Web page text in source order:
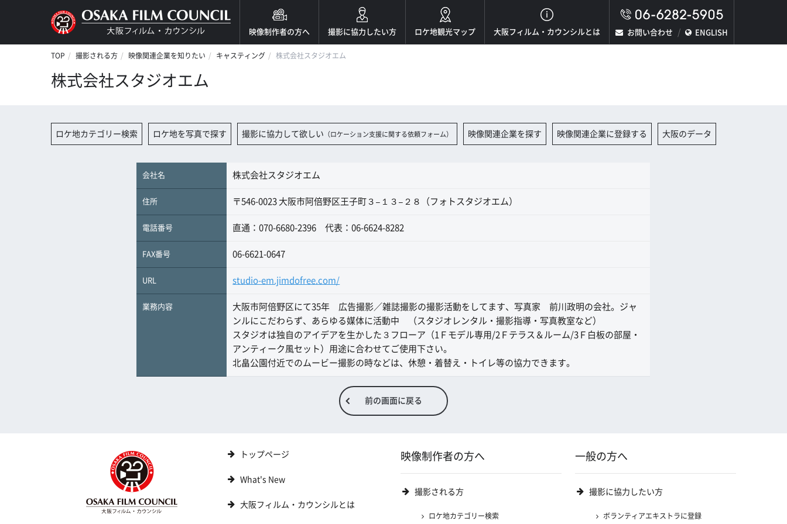
映像制作者の方へ 撮影に協力したい方 ロケ地観光マップ 大阪フィルム・カウンシルとは お問い合わせ ENGLISH
TOP 撮影される方 映像関連企業を知りたい キャスティング 株式会社スタジオエム
株式会社スタジオエム
ロケ地カテゴリー検索 ロケ地を写真で探す 撮影に協力して欲しい （ロケーション支援に関する依頼フォーム） 映像関連企業を探す 映像関連企業に登録する 大阪のデータ
会社名 株式会社スタジオエム
住所 〒546-0023 大阪市阿倍野区王子町３−１３−２８（フォトスタジオエム）
電話番号 直通：070-6680-2396 代表：06-6624-8282
FAX番号 06-6621-0647
URL studio-em.jimdofree.com/
業務内容
大阪市阿倍野区にて35年 広告撮影／雑誌撮影の撮影活動をしてます、写真家 前川政明の会社。ジャ
ンルにこだわらず、あらゆる媒体に活動中 （スタジオレンタル・撮影指導・写真教室など）
スタジオは独自のアイデアを生かした３フローア（1Ｆモデル専用/2Ｆテラス＆ルーム/3Ｆ白板の部屋・
アンティーク風セット）用途に合わせてご使用下さい。
北畠公園付近でのムービー撮影の時などは、休憩・着替え・トイレ等の協力できます。
前の画面に戻る
トップページ
What's New
大阪フィルム・カウンシルとは
映像制作者の方へ
撮影される方
ロケ地カテゴリー検索
一般の方へ
撮影に協力したい方
ボランティアエキストラに登録